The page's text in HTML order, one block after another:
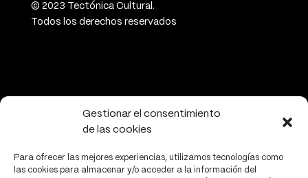
Gestionar el consentimiento
de las cookies
Para ofrecer las mejores experiencias, utilizamos tecnologías como
las cookies para almacenar y/o acceder a la información del
© 2023 Tectónica Cultural.
Todos los derechos reservados
info@tectonicacultural.org
www.tectonicacultural.org